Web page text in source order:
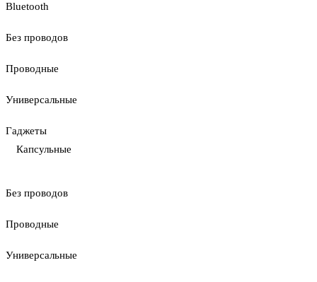
Bluetooth
Без проводов
Проводные
Универсальные
Гаджеты
Капсульные
Без проводов
Проводные
Универсальные